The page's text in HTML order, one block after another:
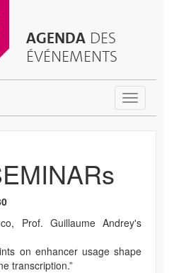
AGENDA DES
ÉVÉNEMENTS
Toggle
Prof. Guillaume Andrey's
on enhancer usage shape
transcription.”